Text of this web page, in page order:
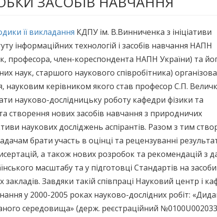
її викладання КДПУ ім. В.Винниченка з ініціативи
інформаційних технологій і засобів навчання НАПН
професора, член-кореспондента НАПН України) та
наук, старшого наукового співробітника)
науковим керівником якого став професор С.П.
науково-дослідницьку роботу кафедри фізики та
створення нових засобів навчання з природничих
наукових досліджень аспірантів. Разом з тим
брати участь в оцінці та рецензуванні
а також нових розробок та рекомендацій з
масштабу та у підготовці Стандартів на засоби
Завдяки такій співпраці Науковий центр і
у 2000-2005 роках науково-дослідних робіт:
середовища» (держ. реєстраційний